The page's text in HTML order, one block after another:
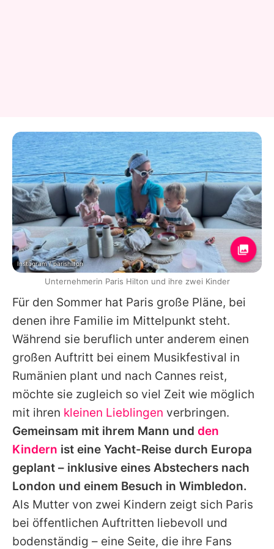
Für den Sommer hat Paris große Pläne, bei
denen ihre Familie im Mittelpunkt steht.
Während sie beruflich unter anderem einen
großen Auftritt bei einem Musikfestival in
Rumänien plant und nach Cannes reist,
möchte sie zugleich so viel Zeit wie möglich
mit ihren kleinen Lieblingen verbringen.
Gemeinsam mit ihrem Mann und den
Kindern ist eine Yacht-Reise durch Europa
geplant – inklusive eines Abstechers nach
London und einem Besuch in Wimbledon.
Als Mutter von zwei Kindern zeigt sich Paris
bei öffentlichen Auftritten liebevoll und
bodenständig – eine Seite, die ihre Fans
Instagram / parishilton
Unternehmerin Paris Hilton und ihre zwei Kinder